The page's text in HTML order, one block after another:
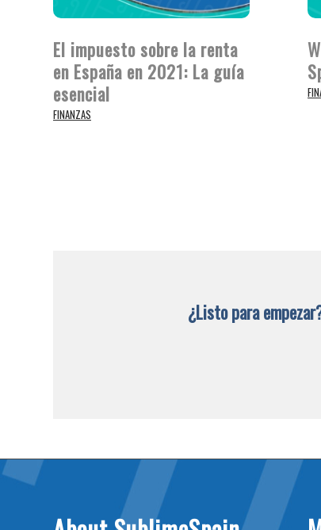
El impuesto sobre la renta
en España en 2021: La guía
esencial
FINANZAS
¿Listo para